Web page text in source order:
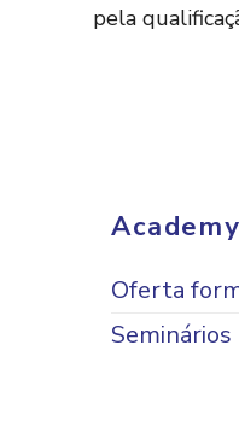
pela
Academy
Oferta
Seminários